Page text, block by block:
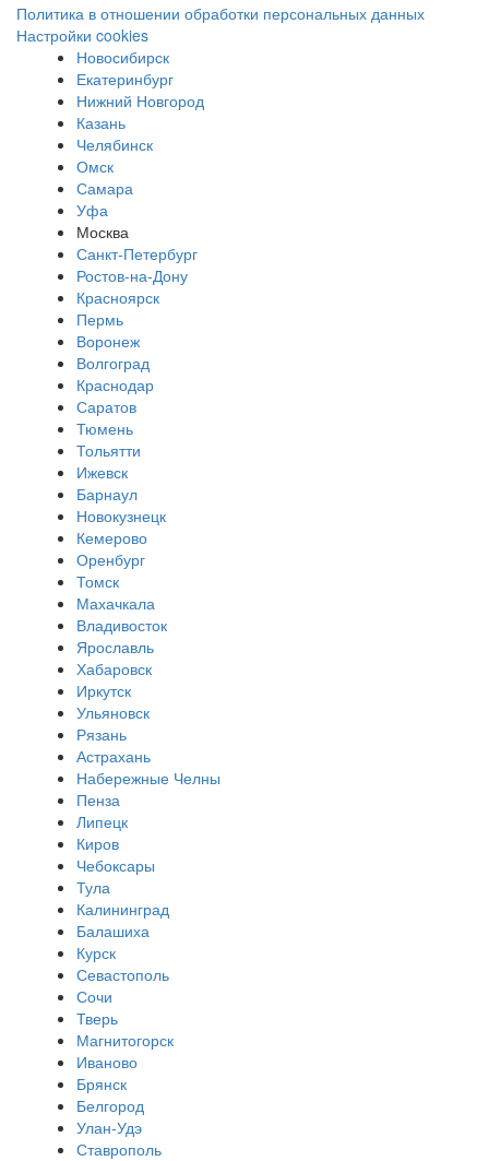
Политика в отношении обработки персональных данных
Настройки cookies
Новосибирск
Екатеринбург
Нижний Новгород
Казань
Челябинск
Омск
Самара
Уфа
Москва
Санкт-Петербург
Ростов-на-Дону
Красноярск
Пермь
Воронеж
Волгоград
Краснодар
Саратов
Тюмень
Тольятти
Ижевск
Барнаул
Новокузнецк
Кемерово
Оренбург
Томск
Махачкала
Владивосток
Ярославль
Хабаровск
Иркутск
Ульяновск
Рязань
Астрахань
Набережные Челны
Пенза
Липецк
Киров
Чебоксары
Тула
Калининград
Балашиха
Курск
Севастополь
Сочи
Тверь
Магнитогорск
Иваново
Брянск
Белгород
Улан-Удэ
Ставрополь